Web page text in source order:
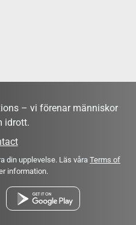
– vi förenar människor
idrott.
din upplevelse. Läs våra Terms of
information.